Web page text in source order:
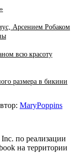
Арсением Робаком
всю красоту
размера в бикини
MaryPoppins
по реализации
на территории